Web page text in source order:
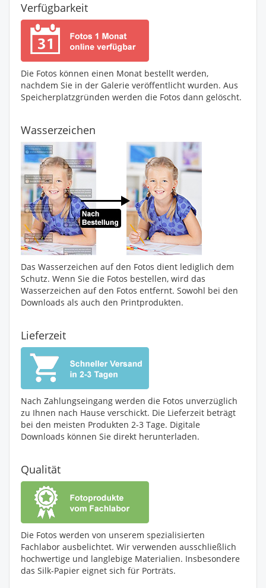
Verfügbarkeit
Die Fotos können einen Monat bestellt werden,
nachdem Sie in der Galerie veröffentlicht wurden. Aus
Speicherplatzgründen werden die Fotos dann gelöscht.
Wasserzeichen
Das Wasserzeichen auf den Fotos dient lediglich dem
Schutz. Wenn Sie die Fotos bestellen, wird das
Wasserzeichen auf den Fotos entfernt. Sowohl bei den
Downloads als auch den Printprodukten.
Lieferzeit
Nach Zahlungseingang werden die Fotos unverzüglich
zu Ihnen nach Hause verschickt. Die Lieferzeit beträgt
bei den meisten Produkten 2-3 Tage. Digitale
Downloads können Sie direkt herunterladen.
Qualität
Die Fotos werden von unserem spezialisierten
Fachlabor ausbelichtet. Wir verwenden ausschließlich
hochwertige und langlebige Materialien. Insbesondere
das Silk-Papier eignet sich für Porträts.